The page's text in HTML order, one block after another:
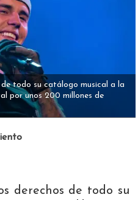
de todo su catálogo musical a la
por unos 200 millones de
derechos de todo su